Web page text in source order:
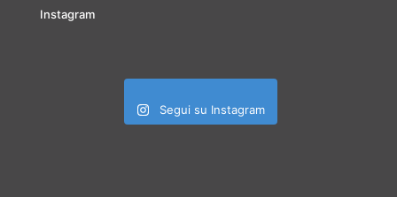
Instagram
Segui su Instagram